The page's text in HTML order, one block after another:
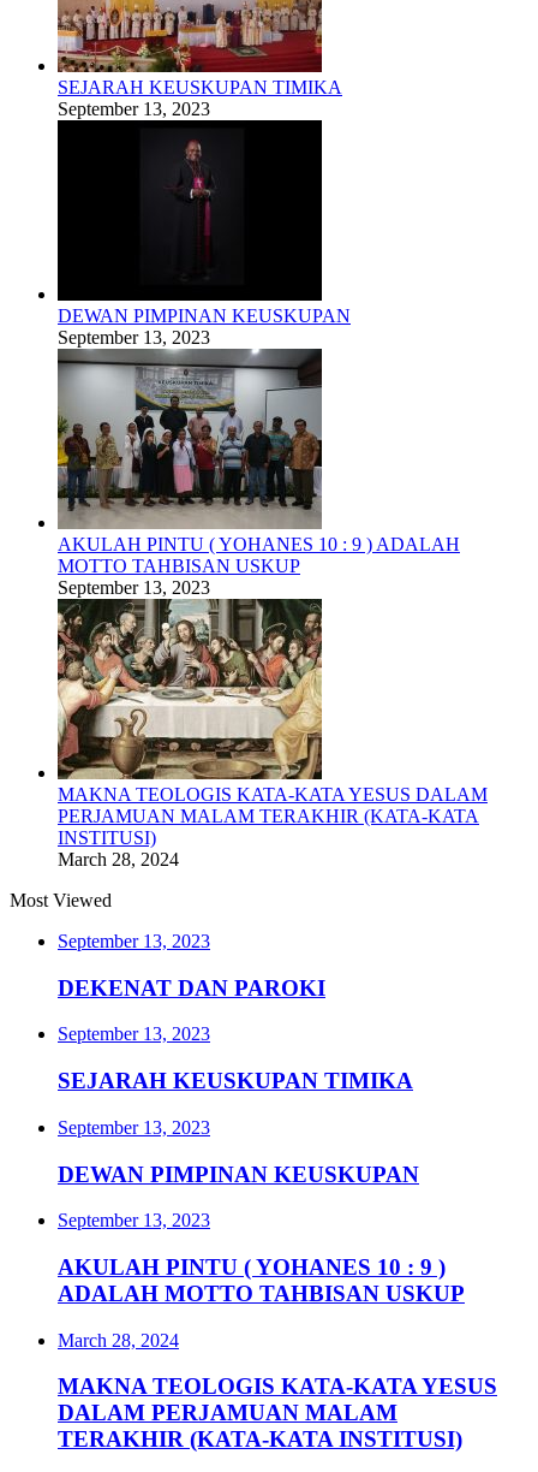
SEJARAH KEUSKUPAN TIMIKA
September 13, 2023
DEWAN PIMPINAN KEUSKUPAN
September 13, 2023
AKULAH PINTU ( YOHANES 10 : 9 ) ADALAH
MOTTO TAHBISAN USKUP
September 13, 2023
MAKNA TEOLOGIS KATA-KATA YESUS DALAM
PERJAMUAN MALAM TERAKHIR (KATA-KATA
INSTITUSI)
March 28, 2024
Most Viewed
September 13, 2023
DEKENAT DAN PAROKI
September 13, 2023
SEJARAH KEUSKUPAN TIMIKA
September 13, 2023
DEWAN PIMPINAN KEUSKUPAN
September 13, 2023
AKULAH PINTU ( YOHANES 10 : 9 )
ADALAH MOTTO TAHBISAN USKUP
March 28, 2024
MAKNA TEOLOGIS KATA-KATA YESUS
DALAM PERJAMUAN MALAM
TERAKHIR (KATA-KATA INSTITUSI)